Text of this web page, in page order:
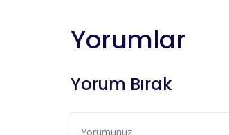
Yorumlar
Yorum Bırak